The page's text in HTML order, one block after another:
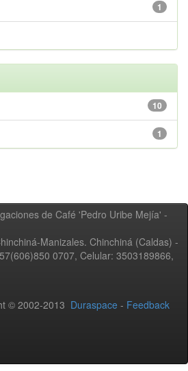
1
10
1
de Café 'Pedro Uribe Mejía' -
Manizales. Chinchiná (Caldas) -
0707, Celular: 3503189866,
© 2002-2013 Duraspace - Feedback